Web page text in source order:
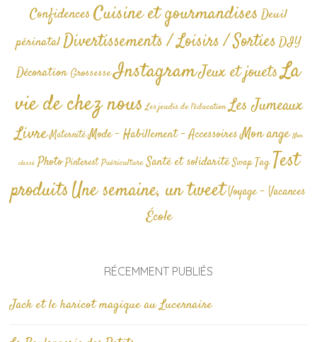
Confidences Cuisine et gourmandises Deuil
périnatalDivertissements / Loisirs / SortiesDIY
Décoration GrossesseInstagramJeux et jouetsLa
vie de chez nous Les jeudis de l'éducation Les Jumeaux
Livre Maternité Mode - Habillement - AccessoiresMon ange Non
classé Photo Pinterest Puériculture Santé et solidarité Swap TagTest
produitsUne semaine, un tweetVoyage - Vacances
École
RÉCEMMENT PUBLIÉS
Jack et le haricot magique au Lucernaire